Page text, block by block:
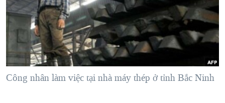
"Tìm"NGƯỜI VIỆT HẢI NGOẠI
ĐỜI SỐNG
KINH TẾ
KHOA HỌC
SỨC KHOẺ
TẠI
HÀNH TRÌNH BẦU CỬ 2024
MỘT NĂM CHIẾN TRANH TẠI DẢI GAZA
GIẢI MÃ VÀNH ĐAI & CON ĐƯỜNG
NGÀY TỊ NẠN THẾ GIỚI
VIDEO
NGHE
MẠNG XÃ HỘI
Công nhân làm việc tại nhà máy thép ở tỉnh Bắc Ninh